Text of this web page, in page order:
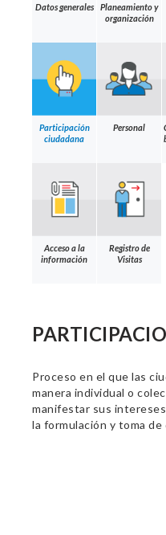
Datos generales
Planeamiento y
organización
Participación
ciudadana
Personal
Acceso a la
información
Registro de
Visitas
Proceso en el que las
manera individual o
manifestar sus
la formulación y toma